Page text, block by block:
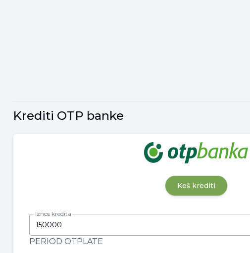
Krediti OTP banke
Keš krediti
Iznos kredita
PERIOD OTPLATE